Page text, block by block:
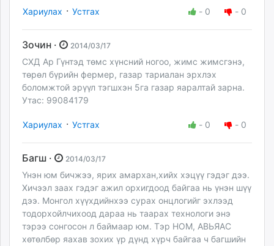
Хариулах · Устгах - 0 - 0
Зочин · 2014/03/17
СХД Ар Гүнтэд төмс хүнсний ногоо, жимс жимсгэнэ,
төрөл бүрийн фермер, газар тариалан эрхлэх
боломжтой эрүүл тэгшхэн 5га газар яаралтай зарна.
Утас: 99084179
Хариулах · Устгах - 0 - 0
Багш · 2014/03/17
Үнэн юм бичжээ, ярих амархан,хийх хэцүү гэдэг дээ.
Хичээл заах гэдэг ажил орхигдоод байгаа нь үнэн шүү
дээ. Монгол хүүхдийнхээ сурах онцлогийг эхлээд
тодорхойлчихоод дараа нь таарах технологи энэ
тэрээ сонгосон л баймаар юм. Тэр НОМ, АВЬЯАС
хөтөлбөр яахав зохих үр дүнд хүрч байгаа ч багшийн